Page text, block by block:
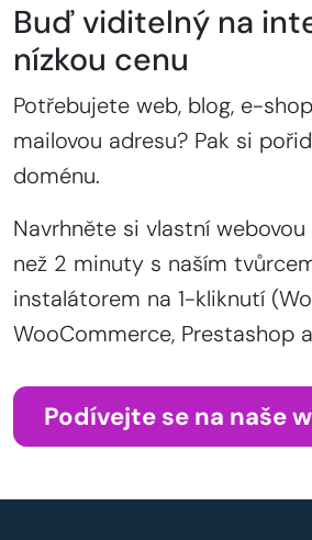
Buď viditelný na
nízkou cenu
Potřebujete web, blog, e-
mailovou adresu? Pak si
doménu.
Navrhněte si vlastní
než 2 minuty s naším
instalátorem na 1-kliknutí
WooCommerce, Prestashop
Podívejte se na naše